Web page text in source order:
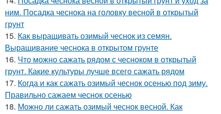
ним. Посадка чеснока на головку весной в открытый
грунт
15. Как выращивать озимый чеснок из семян.
Выращивание чеснока в открытом грунте
16. Что можно сажать рядом с чесноком в открытый
грунт. Какие культуры лучше всего сажать рядом
17. Когда и как сажать озимый чеснок осенью под зиму.
Правильно сажаем чеснок осенью
18. Можно ли сажать озимый чеснок весной. Как